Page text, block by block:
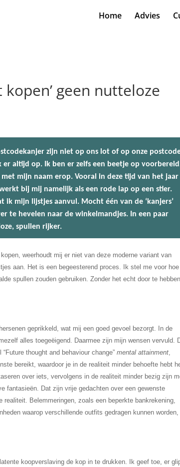
Home Advies
geen nutteloze
zijn niet op ons lot of op onze
altijd op. Ik ben er zelfs een beetje op
mijn naam erop. Vooral in deze tijd van het jaar
bij mij namelijk als een rode lap op een stier.
mijn lijstjes aanvul. Mocht één van de ‘kanjers’
te hevelen naar de winkelmandjes. In een paar
spullen rijker.
weerhoudt mij er niet van deze moderne variant van
aan. Het is een begeesterend proces. Ik stel me voor hoe
spullen zouden gebruiken. Zonder het echt door te hebben,
geprikkeld, wat mij een goed gevoel bezorgt. In de
alles toegeëigend. Daarmee zijn mijn wensen vervuld.
thought and behaviour change”mental attainment
bereikt, waardoor je in de realiteit minder behoefte hebt
over iets, vervolgens in de realiteit minder bezig zijn
fantasieën. Dat zijn vrije gedachten over een gewenste
Belemmeringen, zoals een beperkte bankrekening,
waarop verschillende outfits gedragen kunnen worden,
koopverslaving de kop in te drukken. Ik geef toe, er